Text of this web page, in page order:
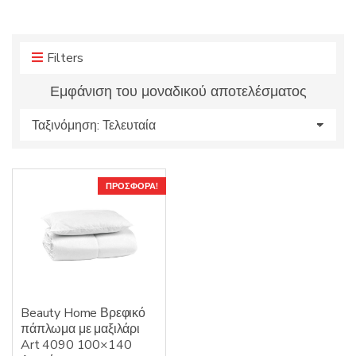
Filters
Εμφάνιση του μοναδικού αποτελέσματος
ΠΡΟΣΦΟΡΆ!
Beauty Home Βρεφικό
πάπλωμα με μαξιλάρι
Art 4090 100×140